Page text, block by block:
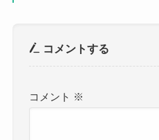
コメントする
コメント ※